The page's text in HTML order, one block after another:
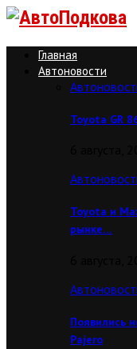
Главная
Автоновости
Toyota GR
Toyota и
рынке…
Появились
Pajero